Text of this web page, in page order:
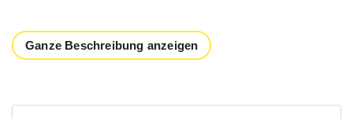
Ganze Beschreibung anzeigen